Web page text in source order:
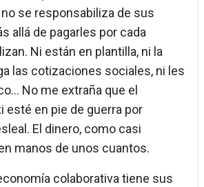
no se responsabiliza de sus
allá de pagarles por cada
Ni están en plantilla, ni la
las cotizaciones sociales, ni les
No me extraña que el
esté en pie de guerra por
El dinero, como casi
manos de unos cuantos.
colaborativa tiene sus